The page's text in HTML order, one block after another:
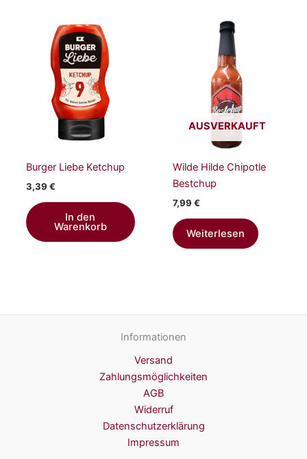
Burger Liebe Ketchup
3,39 €
In den
Warenkorb
AUSVERKAUFT
Wilde Hilde Chipotle
Bestchup
7,99 €
Weiterlesen
Informationen
Versand
Zahlungsmöglichkeiten
AGB
Widerruf
Datenschutzerklärung
Impressum